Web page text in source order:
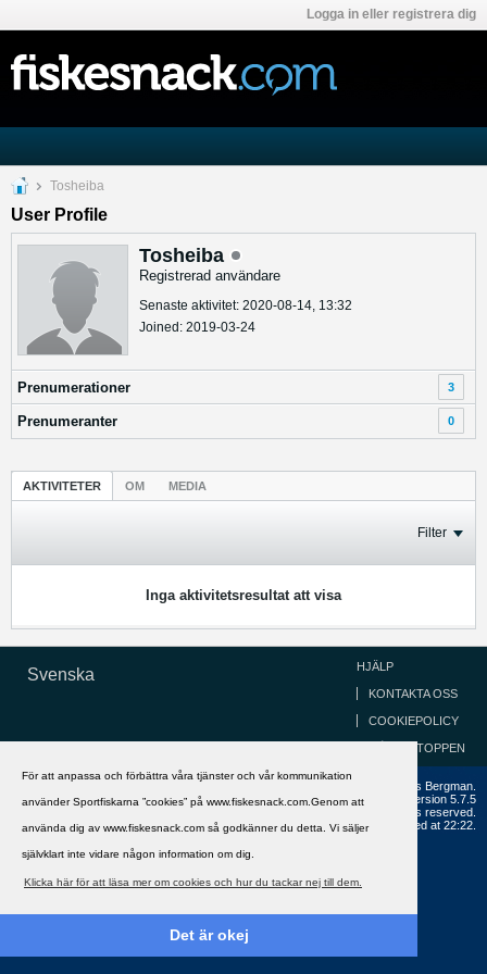
För att anpassa och förbättra våra tjänster och vår kommunikation
använder Sportfiskarna ”cookies” på www.fiskesnack.com.Genom att
använda dig av www.fiskesnack.com så godkänner du detta. Vi säljer
självklart inte vidare någon information om dig.
Klicka här för att läsa mer om cookies och hur du tackar nej till dem.
Det är okej
Logga in eller registrera dig
Tosheiba
User Profile
Tosheiba
Registrerad användare
Senaste aktivitet: 2020-08-14, 13:32
Joined: 2019-03-24
Prenumerationer 3
Prenumeranter 0
AKTIVITETER OM MEDIA
Filter
Inga aktivitetsresultat att visa
Svenska HJÄLP
KONTAKTA OSS
COOKIEPOLICY
GÅ TILL TOPPEN
Copyright ©2002 - 2021, FiskeSnack.com. Grundad 2002 av Anders Bergman.
Powered byvBulletin®
Version 5.7.5
Copyright © 2026 MH Sub I, LLC dba vBulletin. All rights reserved.
All times are GMT+1. This page was generated at 22:22.